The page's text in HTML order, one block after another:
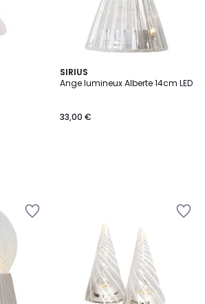
SIRIUS
Ange lumineux Alberte 14cm LED
33,00 €